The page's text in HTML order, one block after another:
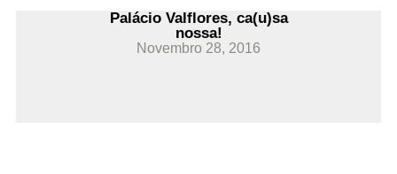
Palácio Valflores, ca(u)sa
nossa!
Novembro 28, 2016